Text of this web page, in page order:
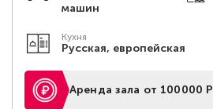
машин
Кухня
Русская, европейская
Аренда зала от 100000 Р